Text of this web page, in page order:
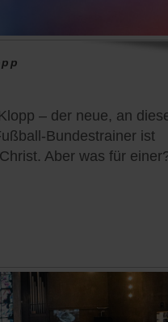
– der neue, an
Bundestrainer ist
Aber was für